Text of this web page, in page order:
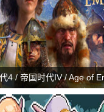
4 / 帝国时代IV / Age of